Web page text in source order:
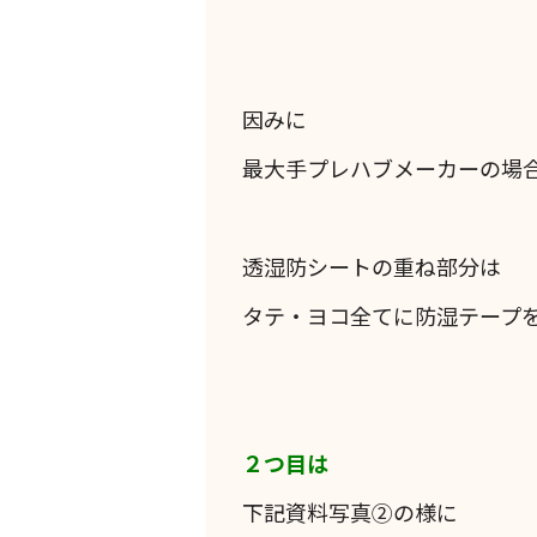
因みに
最大手プレハブメーカーの場
透湿防シートの重ね部分は
タテ・ヨコ全てに防湿テープ
２つ目は
下記資料写真②の様に